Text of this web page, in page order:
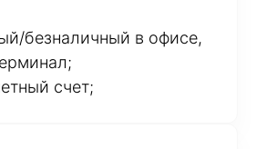
безналичный в офисе,
счет;